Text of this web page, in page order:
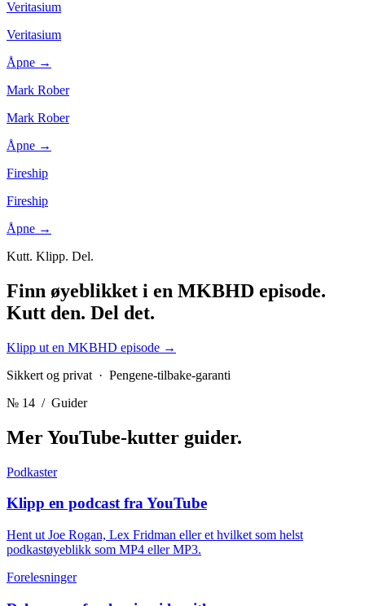
Veritasium
Veritasium
Åpne →
Mark Rober
Mark Rober
Åpne →
Fireship
Fireship
Åpne →
Kutt. Klipp. Del.
Finn øyeblikket i en MKBHD episode.
Kutt den. Del det.
Klipp ut en MKBHD episode →
Sikkert og privat · Pengene-tilbake-garanti
№ 14 / Guider
Mer YouTube-kutter guider.
Podkaster
Klipp en podcast fra YouTube
Hent ut Joe Rogan, Lex Fridman eller et hvilket som helst
podkastøyeblikk som MP4 eller MP3.
Forelesninger